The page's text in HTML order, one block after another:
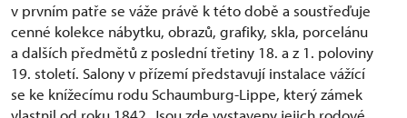
v prvním patře se váže právě k této době a soustřeďuje
cenné kolekce nábytku, obrazů, grafiky, skla, porcelánu
a dalších předmětů z poslední třetiny 18. a z 1. poloviny
19. století. Salony v přízemí představují instalace vážící
se ke knížecímu rodu Schaumburg-Lippe, který zámek